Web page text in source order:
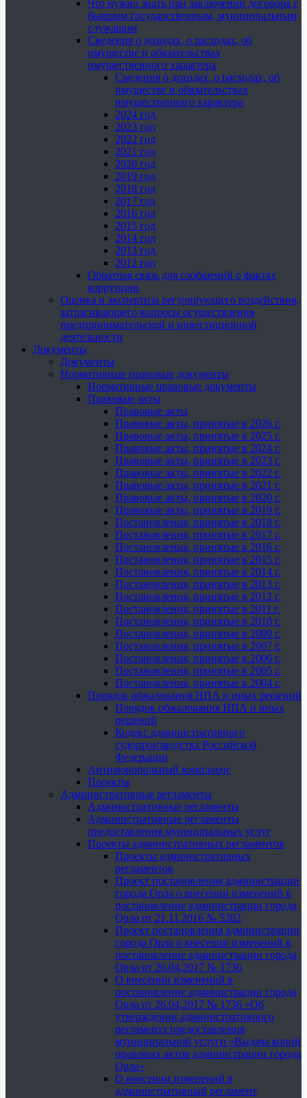
Что нужно знать при заключении договора с
бывшим государственным, муниципальным
служащим
Сведения о доходах, о расходах, об
имуществе и обязательствах
имущественного характера
Сведения о доходах, о расходах, об
имуществе и обязательствах
имущественного характера
2024 год
2023 год
2022 год
2021 год
2020 год
2019 год
2018 год
2017 год
2016 год
2015 год
2014 год
2013 год
2012 год
Обратная связь для сообщений о фактах
коррупции
Оценка и экспертиза регулирующего воздействия,
затрагивающего вопросы осуществления
предпринимательской и инвестиционной
деятельности
Документы
Документы
Нормативные правовые документы
Нормативные правовые документы
Правовые акты
Правовые акты
Правовые акты, принятые в 2026 г.
Правовые акты, принятые в 2025 г.
Правовые акты, принятые в 2024 г.
Правовые акты, принятые в 2023 г.
Правовые акты, принятые в 2022 г.
Правовые акты, принятые в 2021 г.
Правовые акты, принятые в 2020 г.
Правовые акты, принятые в 2019 г.
Постановления, принятые в 2018 г.
Постановления, принятые в 2017 г.
Постановления, принятые в 2016 г.
Постановления, принятые в 2015 г.
Постановления, принятые в 2014 г.
Постановления, принятые в 2013 г.
Постановления, принятые в 2012 г.
Постановления, принятые в 2011 г.
Постановления, принятые в 2010 г.
Постановления, принятые в 2009 г.
Постановления, принятые в 2007 г.
Постановления, принятые в 2006 г.
Постановления, принятые в 2005 г.
Постановления, принятые в 2004 г.
Порядок обжалования НПА и иных решений
Порядок обжалования НПА и иных
решений
Кодекс административного
судопроизводства Российской
Федерации
Антимонопольный комплаенс
Проекты
Административные регламенты
Административные регламенты
Административные регламенты
предоставления муниципальных услуг
Проекты административных регламентов
Проекты административных
регламентов
Проект постановления администрации
города Орла о внесении изменений в
постановление администрации города
Орла от 21.11.2016 № 5282
Проект постановления администрации
города Орла о внесении изменений в
постановление администрации города
Орла от 26.04.2017 № 1736
О внесении изменений в
постановление администрации города
Орла от 26.04.2017 № 1736 «Об
утверждении административного
регламента предоставления
муниципальной услуги «Выдача копий
правовых актов администрации города
Орла»
О внесении изменений в
административный регламент